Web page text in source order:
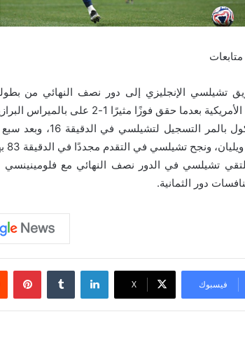
متابعات
تشيلسي الإنجليزي إلى دور نصف النهائي من بطولة
بعدما حقق فوزًا مثيرًا 1-2 على بالميراس البرازيلي فجر اليوم.
وافتتح كول
ونجح تشيلسي في التقدم مجددًا في الدقيقة 83 بهدف عكسي.
دور الثمانية.
فيسبوك ‫X
لينكدإن